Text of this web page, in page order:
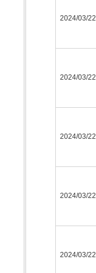
2024/03/22
2024/03/22
2024/03/22
2024/03/22
2024/03/22